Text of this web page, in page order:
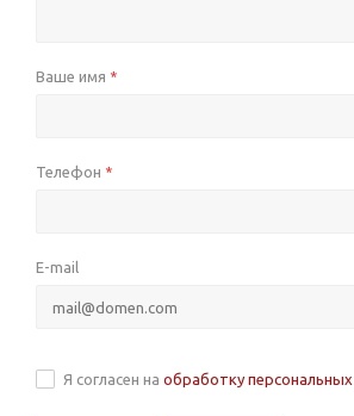
Ваше имя *
Телефон *
E-mail
Я согласен на обработку